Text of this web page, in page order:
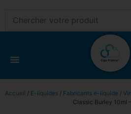
Accueil / E-liquides/ Fabricants e-liquide /
Classic Burley 10ml